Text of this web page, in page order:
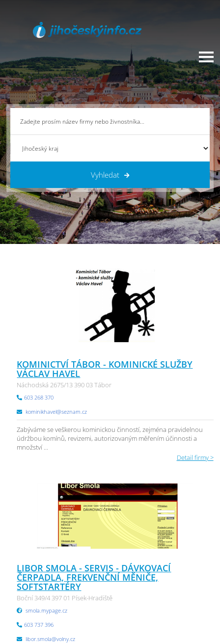
Vyhledat
KOMINICTVÍ TÁBOR - KOMINICKÉ SLUŽBY
VÁCLAV HAVEL
Náchodská 2675/13 390 03 Tábor
603 268 370
kominikhavel@seznam.cz
Zabýváme se veškerou kominickou činností, zejména pravidelnou
údržbou komínů, revizemi, autorizovaným měřením účinnosti a
množství ...
Detail firmy >
LIBOR SMOLA - SERVIS - DÁVKOVACÍ
ČERPADLA, FREKVENČNÍ MĚNIČE,
SOFTSTARTÉRY
Boční 349/4 397 01 Písek-Hradiště
smola.mypage.cz
603 737 396
libor.smola@volny.cz